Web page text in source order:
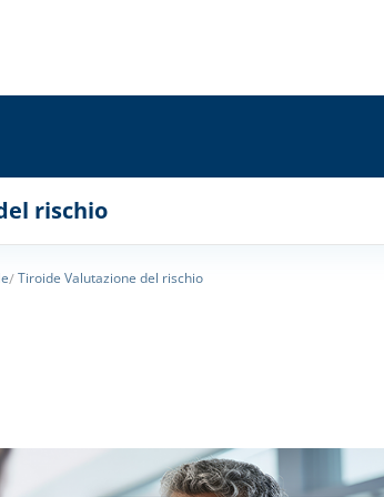
rischio
Tiroide Valutazione del rischio